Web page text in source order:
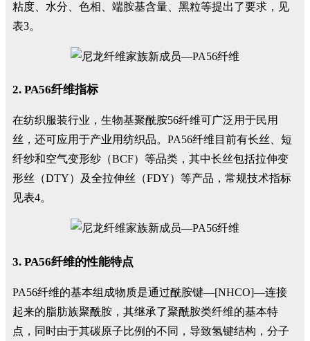
粘度、水分、色相、端胺基含量、黑粒等提出了要求，见
表3。
2. PA56纤维指标
在纺织服装行业，生物基聚酰胺56纤维可广泛用于民用
丝，还可应用于产业用纺织品。PA56纤维目前有长丝、短
纤纱和空气变形纱（BCF）等品类，其中长丝包括拉伸变
形丝（DTY）及全拉伸丝（FDY）等产品，常规技术指标
见表4。
3. PA56纤维的性能特点
PA56纤维的基本组成物质是通过酰胺键—[NHCO]—连接
起来的脂肪族聚酰胺，其继承了聚酰胺类纤维的基本特
点，同时由于其碳原子比例的不同，导致氢键结构，分子